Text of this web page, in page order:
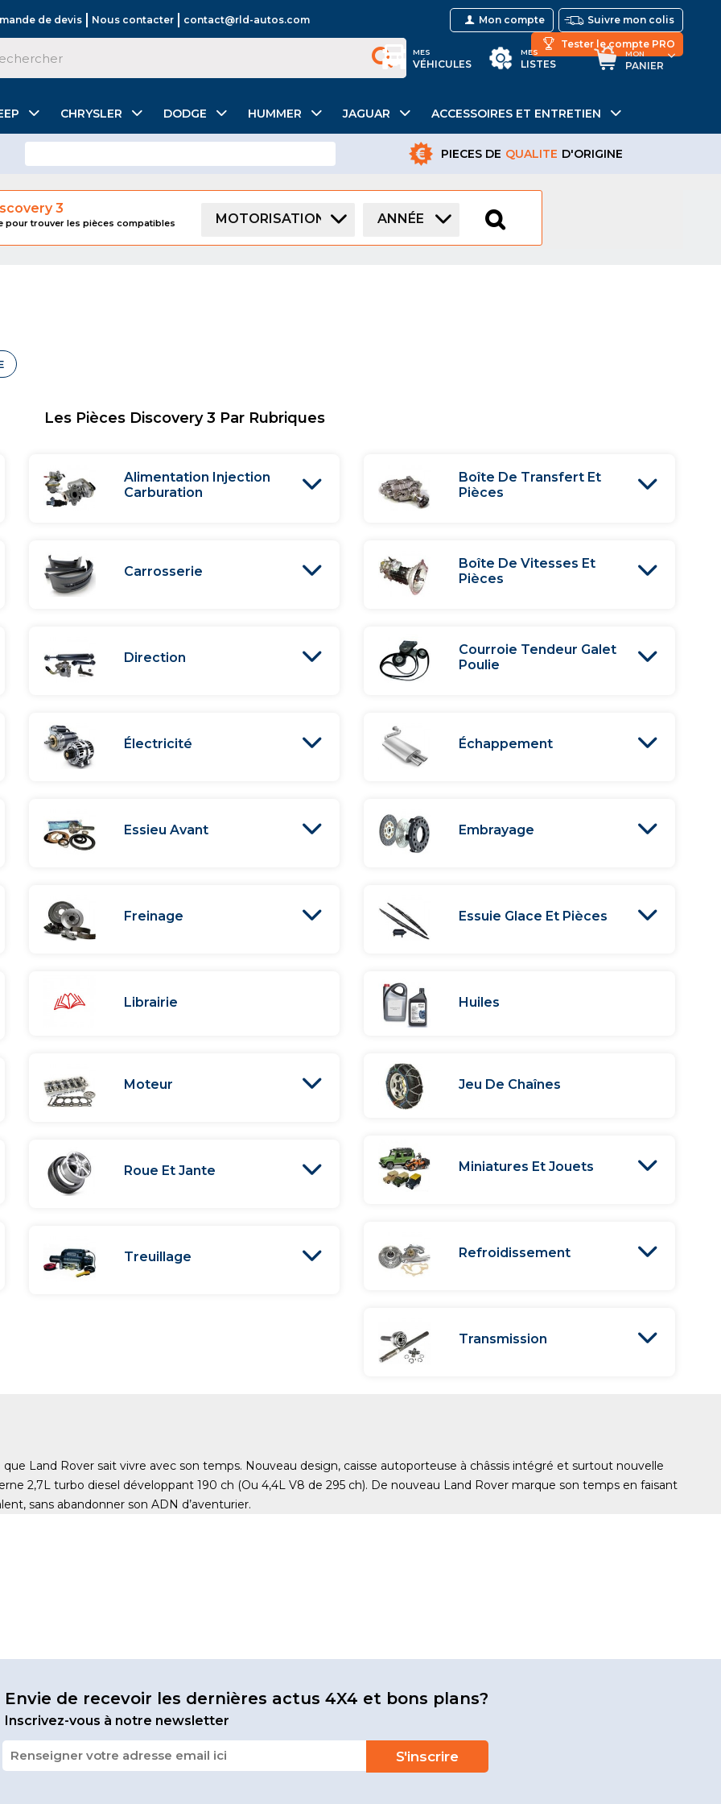
de devis Nous contacter contact@rld-autos.com Suivre mon colis
Mon compte
Tester le compte PRO
MON
PANIER
MES
LISTES
MES
VÉHICULES
CHRYSLER DODGE HUMMER JAGUAR ACCESSOIRES ET ENTRETIEN
PIECES DE QUALITE D'ORIGINE
3
pour trouver les pièces compatibles MOTORISATION ANNÉE
Les Pièces Discovery 3 Par Rubriques
Alimentation Injection
Carburation
Carrosserie
Direction
Électricité
Essieu Avant
Freinage
Librairie
Moteur
Roue Et Jante
Treuillage
Boîte De Transfert Et
Pièces
Boîte De Vitesses Et
Pièces
Courroie Tendeur Galet
Poulie
Échappement
Embrayage
Essuie Glace Et Pièces
Huiles
Jeu De Chaînes
Miniatures Et Jouets
Refroidissement
Transmission
Land Rover sait vivre avec son temps. Nouveau design, caisse autoporteuse à châssis intégré et surtout nouvelle
2,7L turbo diesel développant 190 ch (Ou 4,4L V8 de 295 ch). De nouveau Land Rover marque son temps en faisant
sans abandonner son ADN d’aventurier.
Envie de recevoir les dernières actus 4X4 et bons plans?
Inscrivez-vous à notre newsletter